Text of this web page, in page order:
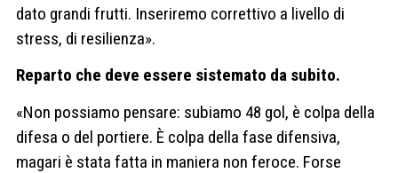
dato grandi frutti. Inseriremo correttivo a livello di
stress, di resilienza».
Reparto che deve essere sistemato da subito.
«Non possiamo pensare: subiamo 48 gol, è colpa della
difesa o del portiere. È colpa della fase difensiva,
magari è stata fatta in maniera non feroce. Forse